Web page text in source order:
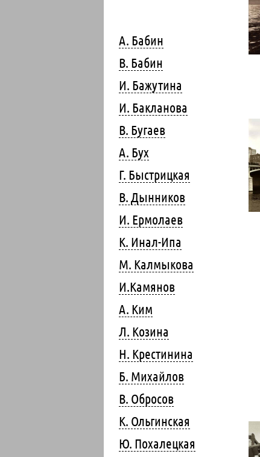
А. Бабин
В. Бабин
И. Бажутина
И. Бакланова
В. Бугаев
А. Бух
Г. Быстрицкая
В. Дынников
И. Ермолаев
К. Инал-Ипа
М. Калмыкова
И.Камянов
А. Ким
Л. Козина
Н. Крестинина
Б. Михайлов
В. Обросов
К. Ольгинская
Ю. Похалецкая